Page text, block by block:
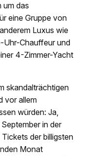
um das
eine Gruppe von
Luxus wie
Uhr-Chauffeur und
4-Zimmer-Yacht
skandalträchtigen
vor allem
würden: Ja,
in der
der billigsten
Monat